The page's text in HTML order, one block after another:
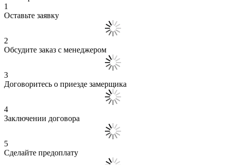
1
Оставьте заявку
2
Обсудите заказ с менеджером
3
Договоритесь о приезде замерщика
4
Заключении договора
5
Сделайте предоплату